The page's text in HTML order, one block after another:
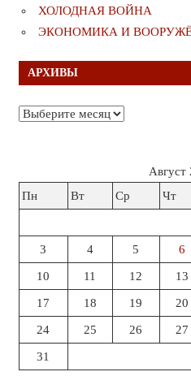
ХОЛОДНАЯ ВОЙНА
ЭКОНОМИКА И
АРХИВЫ
Архивы
Август
Пн
Вт Ср Чт
3 4 5 6
10 11 12 13
17 18 19 20
24 25 26 27
31